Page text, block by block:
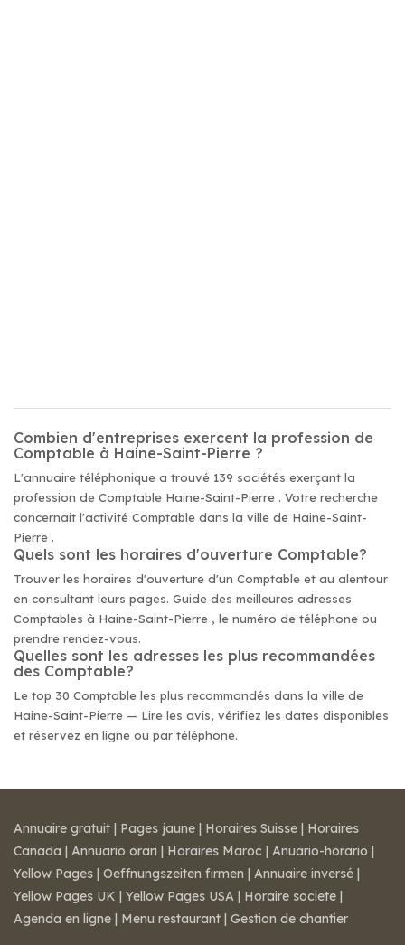
Combien d'entreprises exercent la profession de
Comptable à Haine-Saint-Pierre ?
L'annuaire téléphonique a trouvé 139 sociétés exerçant la
profession de Comptable Haine-Saint-Pierre . Votre recherche
concernait l'activité Comptable dans la ville de Haine-Saint-
Pierre .
Quels sont les horaires d'ouverture Comptable?
Trouver les horaires d'ouverture d'un Comptable et au alentour
en consultant leurs pages. Guide des meilleures adresses
Comptables à Haine-Saint-Pierre , le numéro de téléphone ou
prendre rendez-vous.
Quelles sont les adresses les plus recommandées
des Comptable?
Le top 30 Comptable les plus recommandés dans la ville de
Haine-Saint-Pierre — Lire les avis, vérifiez les dates disponibles
et réservez en ligne ou par téléphone.
Annuaire gratuit | Pages jaune | Horaires Suisse | Horaires
Canada | Annuario orari | Horaires Maroc | Anuario-horario |
Yellow Pages | Oeffnungszeiten firmen | Annuaire inversé |
Yellow Pages UK | Yellow Pages USA | Horaire societe |
Agenda en ligne | Menu restaurant | Gestion de chantier